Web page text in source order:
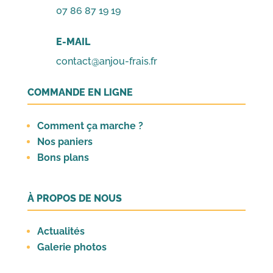
07 86 87 19 19
E-MAIL
contact@anjou-frais.fr
COMMANDE EN LIGNE
Comment ça marche ?
Nos paniers
Bons plans
À PROPOS DE NOUS
Actualités
Galerie photos